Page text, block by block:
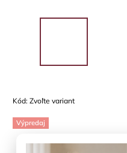
Kód: Zvoľte variant
Výpredaj